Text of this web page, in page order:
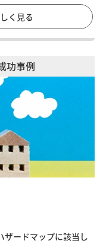
く見る
功事例
ザードマップに該当し